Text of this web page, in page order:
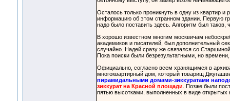
Осталось только проникнуть в одну из квартир и
информацию об этом странном здании. Первую
надо было поставить здесь. Алгоритм был
В хорошо известном многим москвичам
академиков и писателей, был дополнительный
случайно. Надей сразу же связался со
Пока поиски были безрезультатными, но
Официально, согласно всем хранящимся в
многоквартирный дом, который товарищ
пирамидальными домами-зиккуратами
зиккурат на Красной площади . Позже были
пятью высотками, выполненных в виде открытых